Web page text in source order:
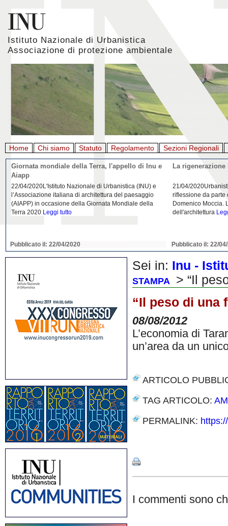
Istituto Nazionale di Urbanistica
Associazione di protezione ambientale
Home Chi siamo Statuto Regolamento Sezioni Regionali
Giornata mondiale della Terra, l'appello di Inu e
Aiapp
22/04/2020L'Istituto Nazionale di Urbanistica (INU) e
l’Associazione italiana di architettura del paesaggio
(AIAPP) in occasione della Giornata Mondiale della
Terra 2020 Leggi tutto
Pubblicato il: 22/04/2020
La
21/04/
riflessione da parte
Domenico Moccia.
dell'architettura
Pubblicato il: 22/
Sei in: Inu -
STAMPA
> “Il
“Il peso di una
08/08/2012
L’economia di
un’area da un
ARTICOLO
TAG ARTICOLO:
PERMALINK:
I commenti sono